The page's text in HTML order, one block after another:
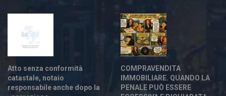
Atto senza conformità
catastale, notaio
responsabile anche dopo la
COMPRAVENDITA
IMMOBILIARE. QUANDO LA
PENALE PUÒ ESSERE